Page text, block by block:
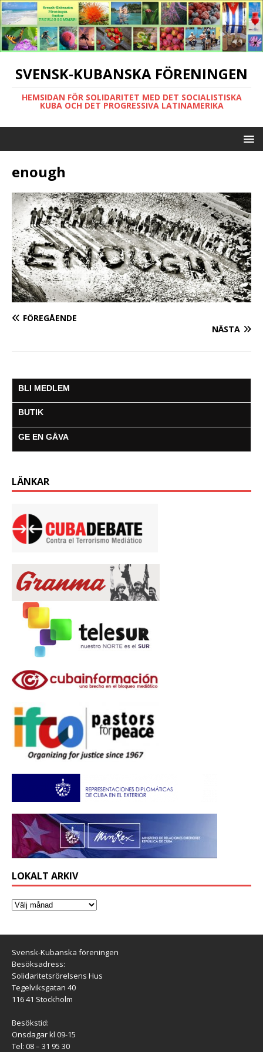
SVENSK-KUBANSKA FÖRENINGEN
HEMSIDAN FÖR SOLIDARITET MED DET SOCIALISTISKA
KUBA OCH DET PROGRESSIVA LATINAMERIKA
enough
FÖREGÅENDE
NÄSTA
BLI MEDLEM
BUTIK
GE EN GÅVA
LÄNKAR
LOKALT ARKIV
Svensk-Kubanska föreningen
Besöksadress:
Solidaritetsrörelsens Hus
Tegelviksgatan 40
116 41 Stockholm
Besökstid:
Onsdagar kl 09-15
Tel: 08 – 31 95 30